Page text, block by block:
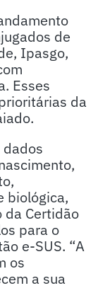
de
Ipasgo,
Esses
da
biológica,
da Certidão
para o
e-SUS. “A
os
a sua